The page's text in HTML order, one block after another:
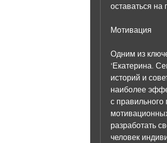
оставаться на
Мотивация
Одним из
'Екатерина.
историй и
наиболее
с
разработать
человек